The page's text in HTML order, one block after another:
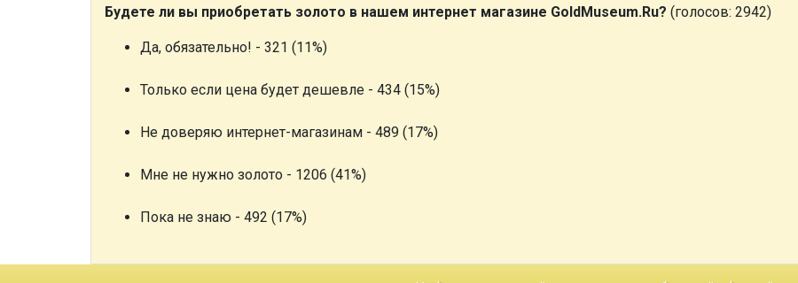
Будете ли вы приобретать золото в нашем интернет магазине GoldMuseum.Ru? (голосов: 2942)
Да, обязательно! - 321 (11%)
Только если цена будет дешевле - 434 (15%)
Не доверяю интернет-магазинам - 489 (17%)
Мне не нужно золото - 1206 (41%)
Пока не знаю - 492 (17%)